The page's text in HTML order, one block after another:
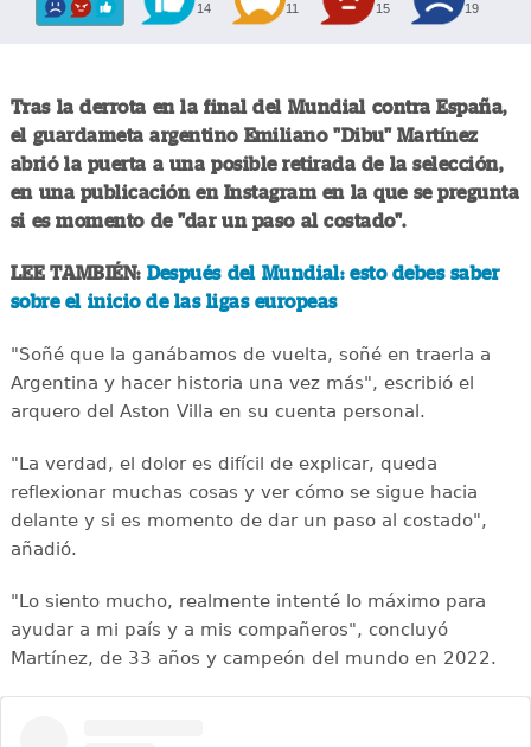
14 11 15 19
Tras la derrota en la final del Mundial contra España,
el guardameta argentino Emiliano "Dibu" Martínez
abrió la puerta a una posible retirada de la selección,
en una publicación en Instagram en la que se pregunta
si es momento de "dar un paso al costado".
LEE TAMBIÉN: Después del Mundial: esto debes saber
sobre el inicio de las ligas europeas
"Soñé que la ganábamos de vuelta, soñé en traerla a
Argentina y hacer historia una vez más", escribió el
arquero del Aston Villa en su cuenta personal.
"La verdad, el dolor es difícil de explicar, queda
reflexionar muchas cosas y ver cómo se sigue hacia
delante y si es momento de dar un paso al costado",
añadió.
"Lo siento mucho, realmente intenté lo máximo para
ayudar a mi país y a mis compañeros", concluyó
Martínez, de 33 años y campeón del mundo en 2022.